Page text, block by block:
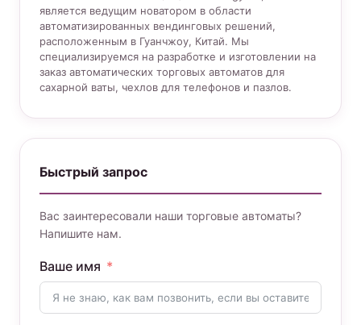
является ведущим новатором в области
автоматизированных вендинговых решений,
расположенным в Гуанчжоу, Китай. Мы
специализируемся на разработке и изготовлении на
заказ автоматических торговых автоматов для
сахарной ваты, чехлов для телефонов и пазлов.
Быстрый запрос
Вас заинтересовали наши торговые автоматы?
Напишите нам.
Ваше имя